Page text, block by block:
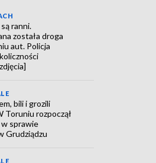
ranni.
została droga
aut. Policja
bili i grozili
Toruniu rozpoczął
sprawie
Grudziądzu